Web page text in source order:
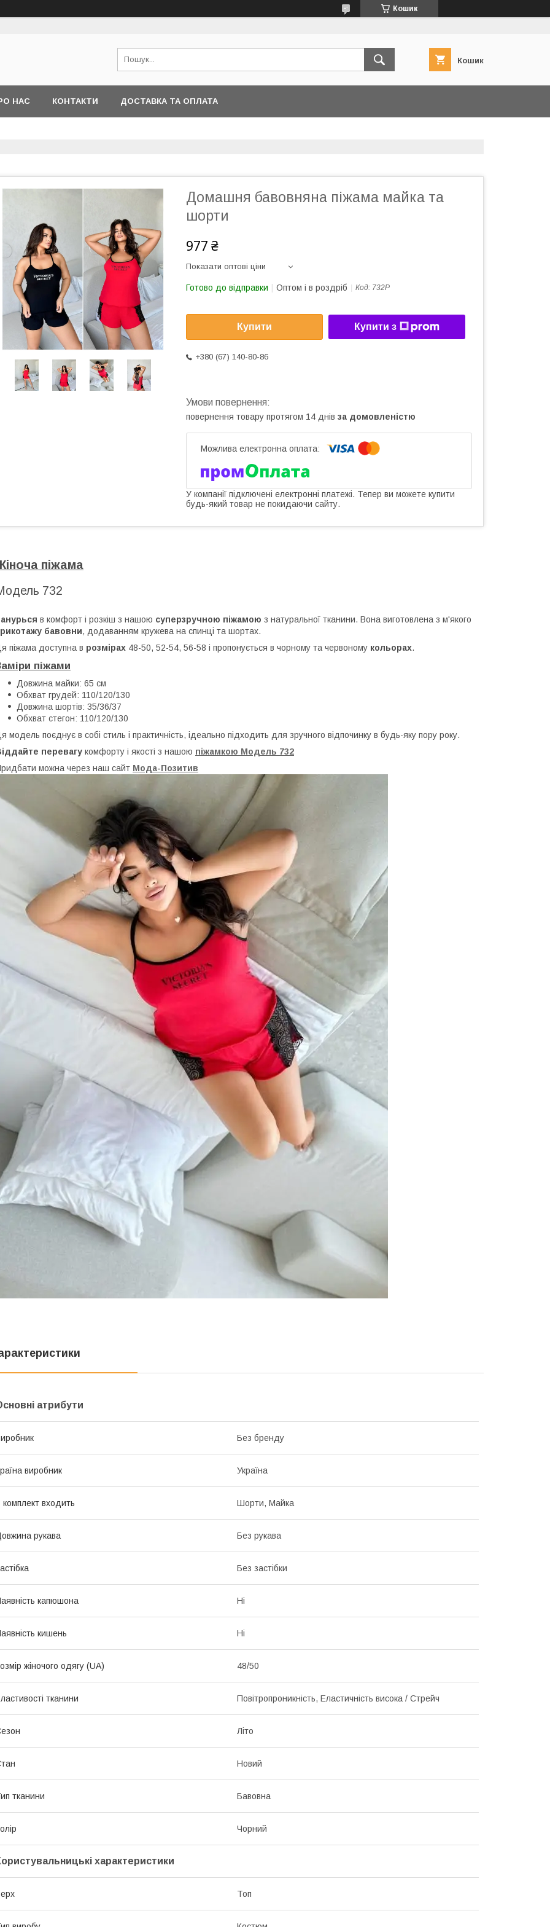
Кошик
Кошик
НАС КОНТАКТИ ДОСТАВКА ТА ОПЛАТА
Домашня бавовняна піжама майка та
шорти
977 ₴
Показати оптові ціни
Готово до відправки Оптом і в роздріб Код: 732Р
Купити Купити з
+380 (67) 140-80-86
повернення товару протягом 14 днів за домовленістю
У компанії підключені електронні платежі. Тепер ви можете купити
будь-який товар не покидаючи сайту.
піжама
732
в комфорт і розкіш з нашою суперзручною піжамою з натуральної тканини. Вона виготовлена з м'якого
бавовни, додаванням кружева на спинці та шортах.
піжама доступна в розмірах 48-50, 52-54, 56-58 і пропонується в чорному та червоному кольорах.
піжами
Довжина майки: 65 см
Обхват грудей: 110/120/130
Довжина шортів: 35/36/37
Обхват стегон: 110/120/130
модель поєднує в собі стиль і практичність, ідеально підходить для зручного відпочинку в будь-яку пору року.
перевагу комфорту і якості з нашою піжамкою Модель 732
можна через наш сайт Мода-Позитив
атрибути
Без бренду
виробник Україна
комплект входить Шорти, Майка
рукава Без рукава
Без застібки
капюшона Ні
кишень Ні
жіночого одягу (UA) 48/50
тканини Повітропроникність, Еластичність висока / Стрейч
Літо
Новий
тканини Бавовна
Чорний
характеристики
Топ